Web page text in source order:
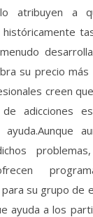
atribuyen a
su precio más
creen
de adicciones
ayuda.Aunque
su grupo de
ayuda a los